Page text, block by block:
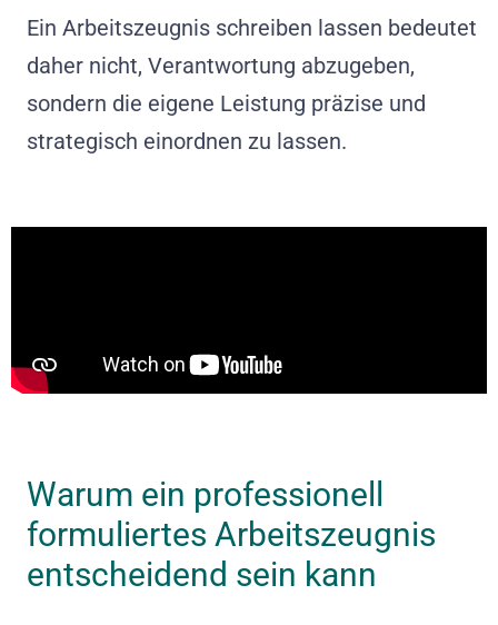
Ein Arbeitszeugnis schreiben lassen bedeutet
daher nicht, Verantwortung abzugeben,
sondern die eigene Leistung präzise und
strategisch einordnen zu lassen.
Warum ein professionell
formuliertes Arbeitszeugnis
entscheidend sein kann